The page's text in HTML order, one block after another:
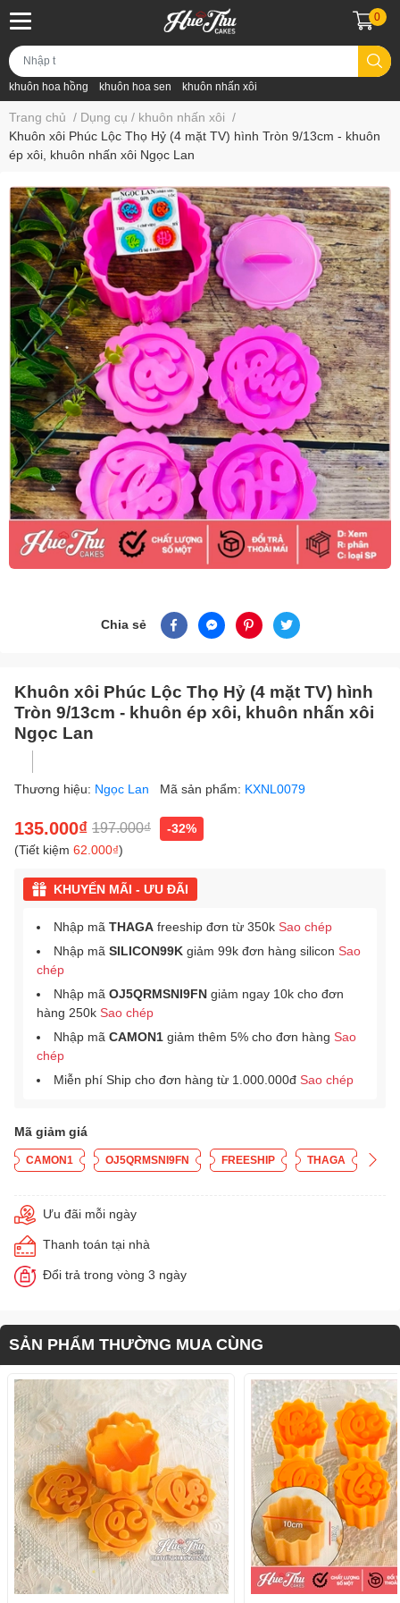
khuôn hoa hồng khuôn hoa sen khuôn nhấn xôi
0
Trang chủ / Dụng cụ / khuôn nhấn xôi /
Khuôn xôi Phúc Lộc Thọ Hỷ (4 mặt TV) hình Tròn 9/13cm - khuôn
ép xôi, khuôn nhấn xôi Ngọc Lan
Chia sẻ
Khuôn xôi Phúc Lộc Thọ Hỷ (4 mặt TV) hình
Tròn 9/13cm - khuôn ép xôi, khuôn nhấn xôi
Ngọc Lan
Thương hiệu: Ngọc Lan Mã sản phẩm: KXNL0079
135.000₫ 197.000₫
-32%
(Tiết kiệm 62.000₫)
KHUYẾN MÃI - ƯU ĐÃI
Nhập mã THAGA freeship đơn từ 350k Sao chép
Nhập mã SILICON99K giảm 99k đơn hàng silicon Sao
chép
Nhập mã OJ5QRMSNI9FN giảm ngay 10k cho đơn
hàng 250k Sao chép
Nhập mã CAMON1 giảm thêm 5% cho đơn hàng Sao
chép
Miễn phí Ship cho đơn hàng từ 1.000.000đ Sao chép
Mã giảm giá
CAMON1 OJ5QRMSNI9FN FREESHIP THAGA
Ưu đãi mỗi ngày
Thanh toán tại nhà
Đổi trả trong vòng 3 ngày
SẢN PHẨM THƯỜNG MUA CÙNG